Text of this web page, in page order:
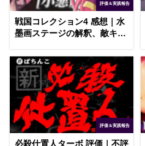
評価＆実践報告
戦国コレクション4 感想｜水
墨画ステージの解釈、敵キャ
評価＆実践報告
必殺仕置人ターボ 評価｜不評